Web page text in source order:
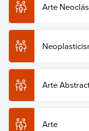
Arte
Arte
Arte